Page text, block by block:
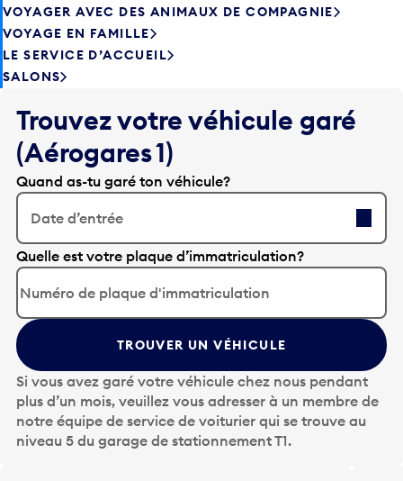
VOYAGER AVEC DES ANIMAUX DE COMPAGNIE
VOYAGE EN FAMILLE
LE SERVICE D’ACCUEIL
SALONS
Trouvez votre véhicule garé
(Aérogares 1)
Quand as-tu garé ton véhicule?
Date d’entrée
A
p
p
u
y
e
z
s
u
r
l
Quelle est votre plaque d’immatriculation?
TROUVER UN VÉHICULE
Si vous avez garé votre véhicule chez nous pendant
plus d’un mois, veuillez vous adresser à un membre de
notre équipe de service de voiturier qui se trouve au
niveau 5 du garage de stationnement T1.